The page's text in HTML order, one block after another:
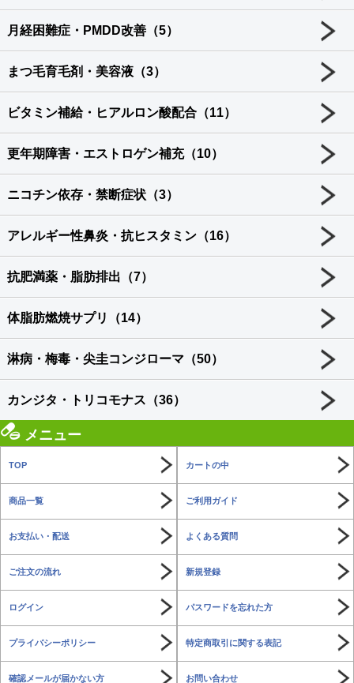
月経困難症・PMDD改善（5）
まつ毛育毛剤・美容液（3）
ビタミン補給・ヒアルロン酸配合（11）
更年期障害・エストロゲン補充（10）
ニコチン依存・禁断症状（3）
アレルギー性鼻炎・抗ヒスタミン（16）
抗肥満薬・脂肪排出（7）
体脂肪燃焼サプリ（14）
淋病・梅毒・尖圭コンジローマ（50）
カンジタ・トリコモナス（36）
メニュー
TOP カートの中
商品一覧 ご利用ガイド
お支払い・配送 よくある質問
ご注文の流れ 新規登録
ログイン パスワードを忘れた方
プライバシーポリシー 特定商取引に関する表記
確認メールが届かない方 お問い合わせ